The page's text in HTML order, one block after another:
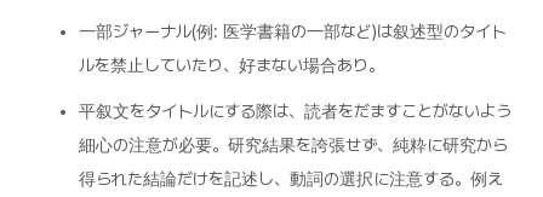
一部ジャーナル(例: 医学書籍の一部など)は叙述型のタイト
ルを禁止していたり、好まない場合あり。
平叙文をタイトルにする際は、読者をだますことがないよう
細心の注意が必要。研究結果を誇張せず、純粋に研究から
得られた結論だけを記述し、動詞の選択に注意する。例え